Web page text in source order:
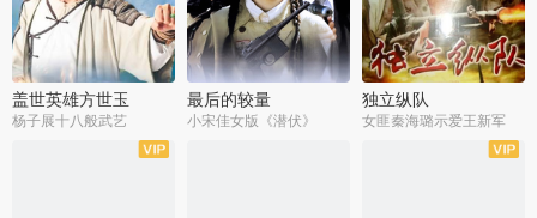
盖世英雄方世玉
杨子展十八般武艺
最后的较量
小宋佳女版《潜伏》
独立纵队
女匪秦海璐示爱王新军